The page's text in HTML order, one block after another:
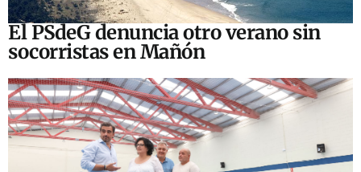
El PSdeG denuncia otro verano sin
socorristas en Mañón